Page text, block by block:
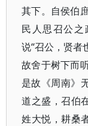
其下。自侯伯
民人思召公之
说“召公，贤者
故舍于树下而
是故《周南》
道之盛，召伯
姓大悦，耕桑